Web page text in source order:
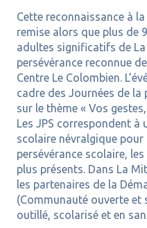
Cette reconnaissance à
remise alors que plus de
adultes significatifs de
persévérance reconnue
Centre Le Colombien.
cadre des Journées de la
sur le thème « Vos
Les JPS correspondent à
scolaire névralgique pour
persévérance scolaire,
plus présents. Dans La
les partenaires de la
(Communauté ouverte
outillé, scolarisé et en